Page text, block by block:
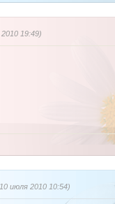
19:49)
июля 2010 10:54)